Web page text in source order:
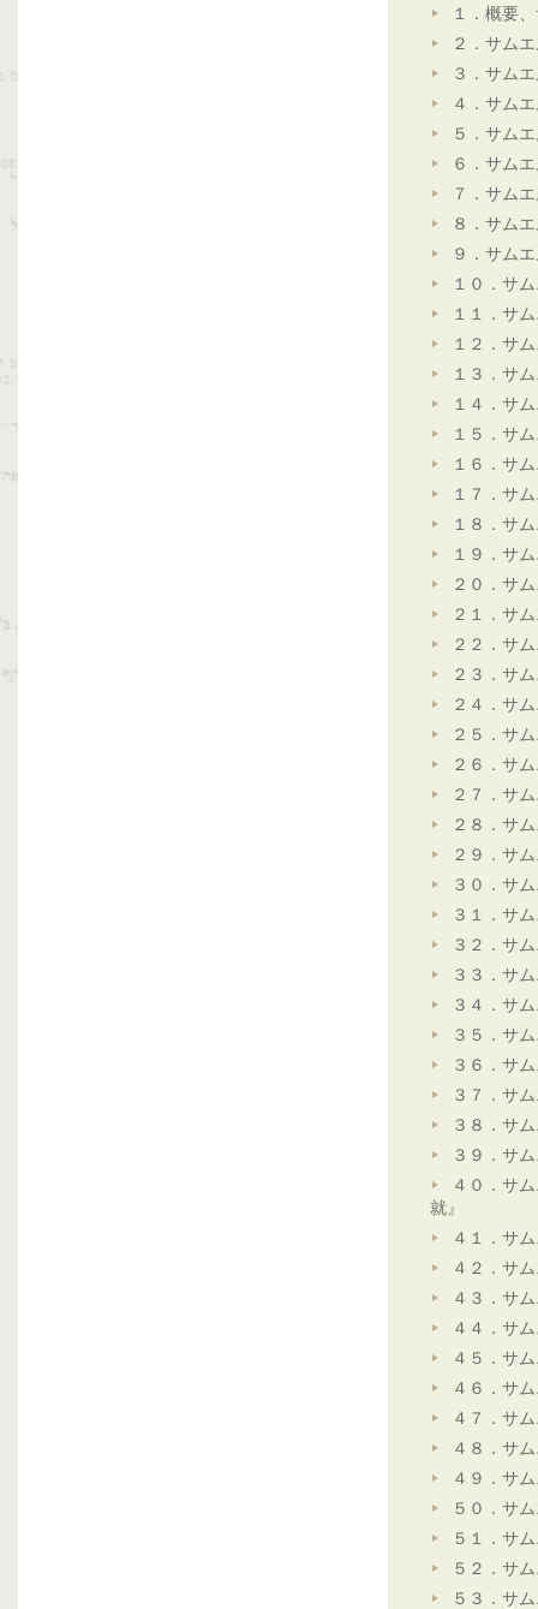
１．概要
２．サム
３．サム
４．サム
５．サム
６．サム
７．サム
８．サム
９．サム
１０．サ
１１．サ
１２．サ
１３．サ
１４．サ
１５．サ
１６．サ
１７．サ
１８．サ
１９．サ
２０．サ
２１．サ
２２．サ
２３．サ
２４．サ
２５．サ
２６．サ
２７．サ
２８．サ
２９．サ
３０．サ
３１．サ
３２．サ
３３．サ
３４．サ
３５．サ
３６．サ
３７．サ
３８．サ
３９．サ
４０．サ
就』
４１．サ
４２．サ
４３．サ
４４．サ
４５．サ
４６．サ
４７．サ
４８．サ
４９．サ
５０．サ
５１．サ
５２．サ
５３．サ